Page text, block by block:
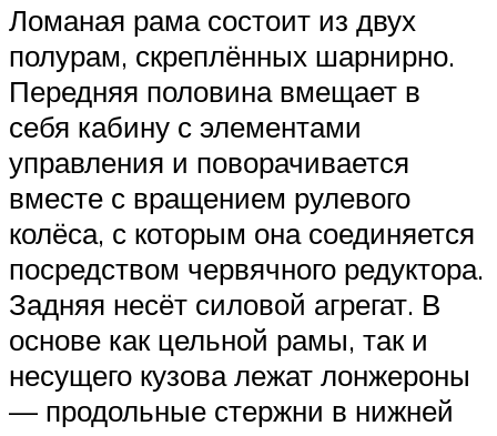
Ломаная рама состоит из двух
полурам, скреплённых шарнирно.
Передняя половина вмещает в
себя кабину с элементами
управления и поворачивается
вместе с вращением рулевого
колёса, с которым она соединяется
посредством червячного редуктора.
Задняя несёт силовой агрегат. В
основе как цельной рамы, так и
несущего кузова лежат лонжероны
— продольные стержни в нижней